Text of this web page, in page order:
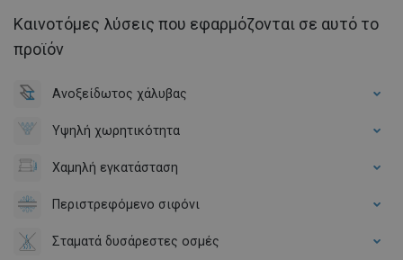
Καινοτόμες λύσεις που εφαρμόζονται σε αυτό το
προϊόν
Ανοξείδωτος χάλυβας
Υψηλή χωρητικότητα
Χαμηλή εγκατάσταση
Περιστρεφόμενο σιφόνι
Σταματά δυσάρεστες οσμές